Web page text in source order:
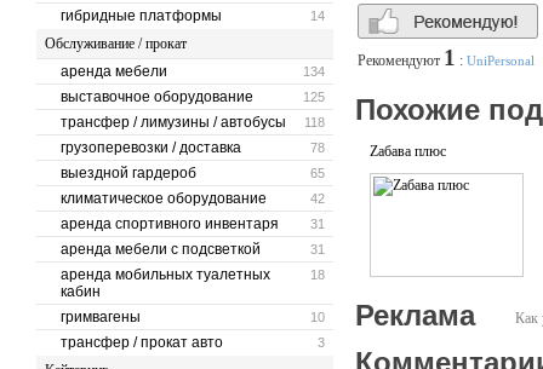
14
гибридные платформы
Обслуживание / прокат
134
аренда мебели
125
выставочное оборудование
118
трансфер / лимузины / автобусы
78
грузоперевозки / доставка
65
выездной гардероб
42
климатическое оборудование
31
аренда спортивного инвентаря
31
аренда мебели с подсветкой
18
аренда мобильных туалетных
кабин
10
гримвагены
3
трансфер / прокат авто
Рекомендуют 1 : UniPersonal
Похожие
Zабава плюс
Как
Реклама